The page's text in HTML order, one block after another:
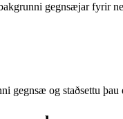
gegnsæjar fyrir
gegnsæ og staðsettu